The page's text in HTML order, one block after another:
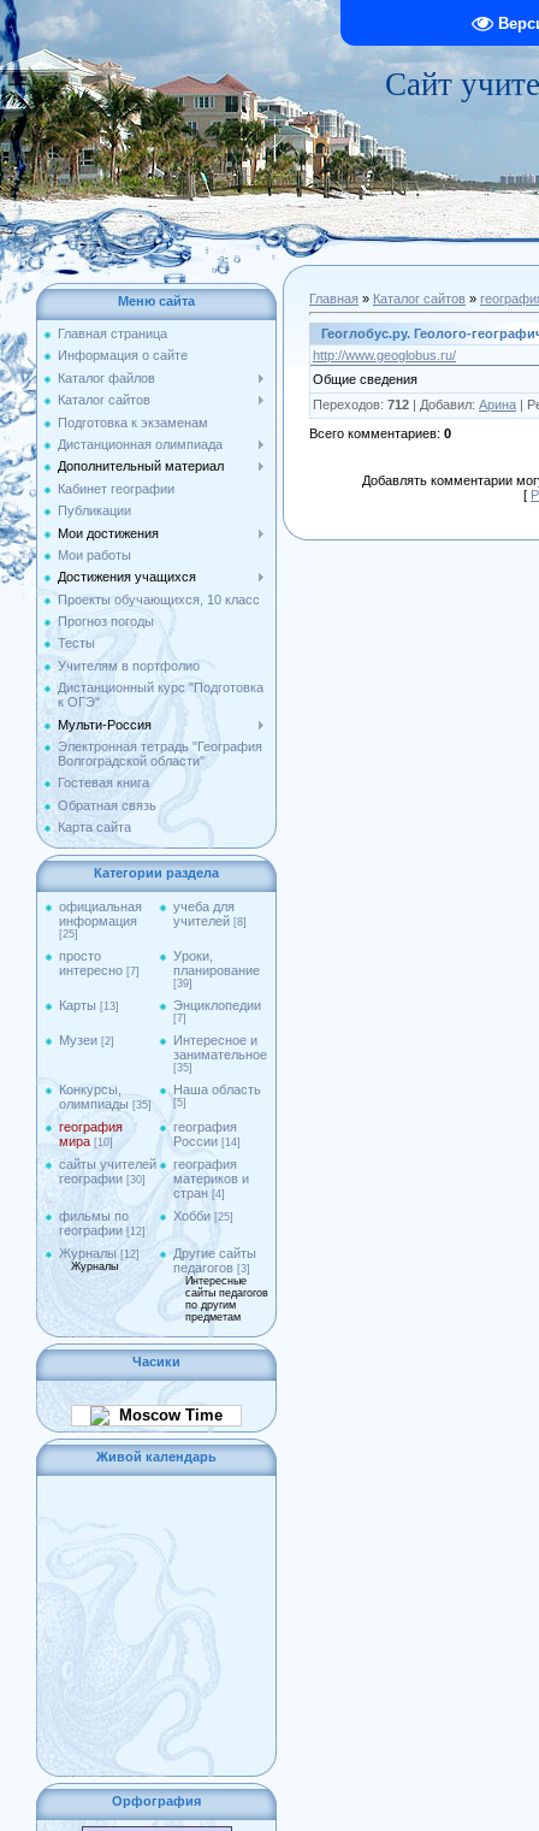
Сайт
Меню сайта
Главная страница
Информация о сайте
Каталог файлов
Каталог сайтов
Подготовка к экзаменам
Дистанционная олимпиада
Дополнительный материал
Кабинет географии
Публикации
Мои достижения
Мои работы
Достижения учащихся
Проекты обучающихся, 10 класс
Прогноз погоды
Тесты
Учителям в портфолио
Дистанционный курс "Подготовка
к ОГЭ"
Мульти-Россия
Электронная тетрадь "География
Волгоградской области"
Гостевая книга
Обратная связь
Карта сайта
Категории раздела
официальная
информация
[25]
учеба для
учителей [8]
просто
интересно [7]
Уроки,
планирование
[39]
Карты [13] Энциклопедии
[7]
Музеи [2]
Интересное и
занимательное
[35]
Конкурсы,
олимпиады [35]
Наша область
[5]
география
мира [10]
география
России [14]
сайты учителей
географии [30]
география
материков и
стран [4]
фильмы по
географии [12]
Хобби [25]
Журналы [12]
Журналы
Другие сайты
педагогов [3]
Интересные
сайты педагогов
по другим
предметам
Часики
Moscow Time
Живой календарь
Орфография
Главная » Каталог сайтов »
Геоглобус.ру. Геолого-
http://www.geoglobus.ru/
Общие сведения
Переходов: 712 | Добавил: Арина |
Всего комментариев: 0
Добавлять комментарии
[